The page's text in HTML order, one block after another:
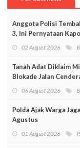
Anggota Polisi
3, Ini Pernyataan
02 August 2026
Tanah Adat Diklaim
Blokade Jalan
06 August 2026
Polda Ajak Warga
Agustus
01 August 2026